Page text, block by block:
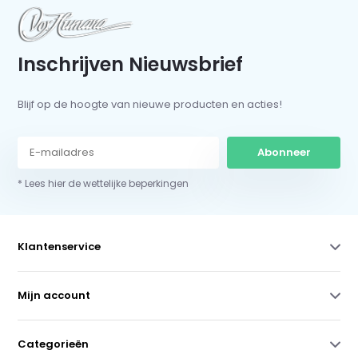
Inschrijven Nieuwsbrief
Blijf op de hoogte van nieuwe producten en acties!
Abonneer
* Lees hier de wettelijke beperkingen
Klantenservice
Mijn account
Categorieën